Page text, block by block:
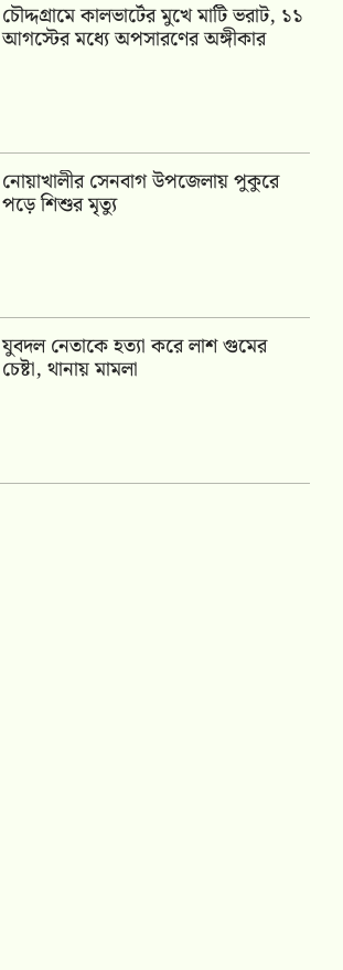
চৌদ্দগ্রামে কালভার্টের মুখে মাটি ভরাট, ১১
আগস্টের মধ্যে অপসারণের অঙ্গীকার
নোয়াখালীর সেনবাগ উপজেলায় পুকুরে
পড়ে শিশুর মৃত্যু
যুবদল নেতাকে হত্যা করে লাশ গুমের
চেষ্টা, থানায় মামলা